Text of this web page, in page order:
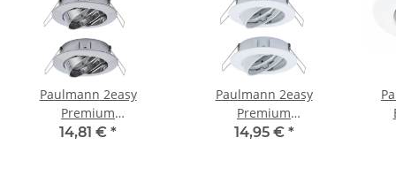
Paulmann 2easy
Premium
Einbauleuchten 3er
14,81 € *
Paulmann 2easy
Premium
Einbauleuchten 3er
14,95 € *